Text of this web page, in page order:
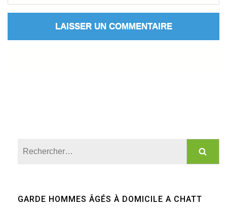
GARDE HOMMES ÂGÉS À DOMICILE A CHATT